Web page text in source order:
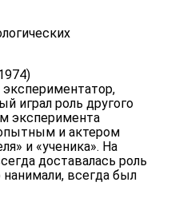
играл роль другого
эксперимента
и актером
и «ученика». На
доставалась роль
нанимали, всегда был